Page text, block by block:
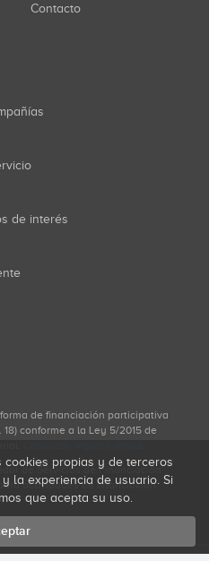
Contacto
de interés
de financiación participativa
conforme a la Ley 5/2015 de
de Servicios de Financiación
actividades de financiación
cookies propias y de terceros
la experiencia de usuario. Si
que acepta su uso.